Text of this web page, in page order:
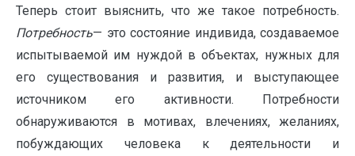
Теперь стоит выяснить, что же такое потребность.
Потребность— это состояние индивида, создаваемое
испытываемой им нуждой в объектах, нужных для
его существования и развития, и выступающее
источником его активности. Потребности
обнаруживаются в мотивах, влечениях, желаниях,
побуждающих человека к деятельности и